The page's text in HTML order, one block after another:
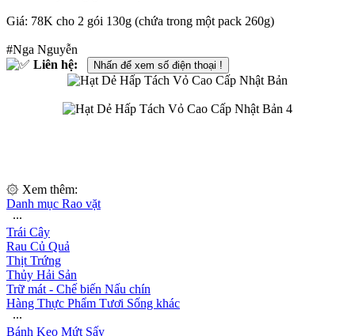
Giá: 78K cho 2 gói 130g (chứa trong một pack 260g)
#Nga Nguyễn
Liên hệ:
Nhấn để xem số điện thoại !
۞ Xem thêm:
Danh mục Rao vặt
∙∙∙
Trái Cây
Rau Củ Quả
Thịt Trứng
Thủy Hải Sản
Trữ mát - Chế biến Nấu chín
Hàng Thực Phẩm Tươi Sống khác
∙∙∙
Bánh Kẹo Mứt Sấy